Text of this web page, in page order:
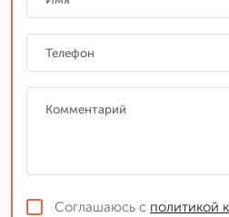
Соглашаюсь с политикой